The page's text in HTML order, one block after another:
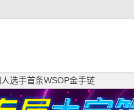
选手首条WSOP金手链